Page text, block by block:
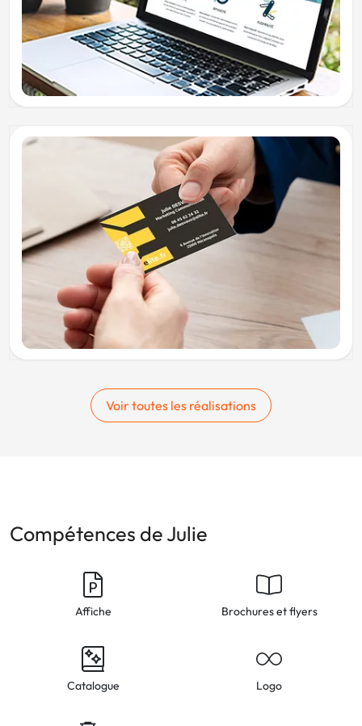
Voir toutes les réalisations
Compétences de Julie
Affiche Brochures et flyers
Catalogue Logo